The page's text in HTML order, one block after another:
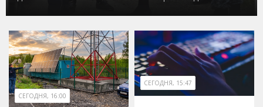
СЕГОДНЯ, 16:00
СЕГОДНЯ, 15:47